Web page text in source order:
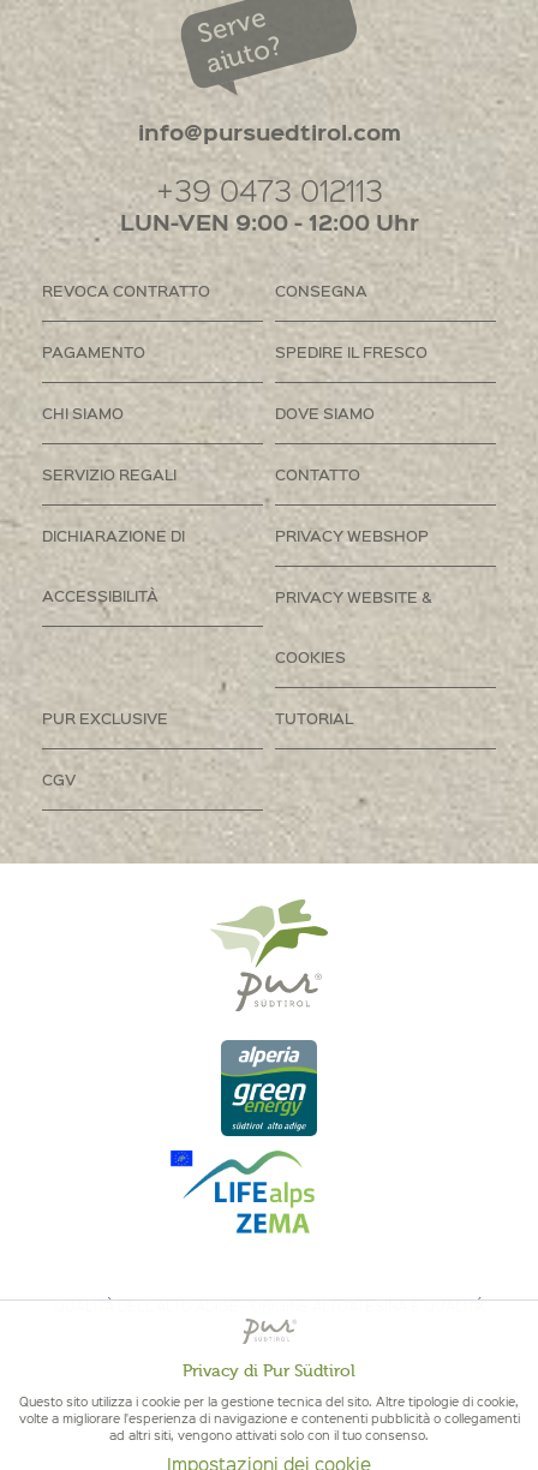
Serve
aiuto?
info@pursuedtirol.com
+39 0473 012113
LUN-VEN 9:00 - 12:00 Uhr
REVOCA CONTRATTO CONSEGNA
PAGAMENTO SPEDIRE IL FRESCO
CHI SIAMO DOVE SIAMO
SERVIZIO REGALI CONTATTO
DICHIARAZIONE DI
ACCESSIBILITÀ
PRIVACY WEBSHOP
PRIVACY WEBSITE &
COOKIES
PUR EXCLUSIVE TUTORIAL
CGV
QUALITÀ DELL'ALTO ADIGE - ORIGINE ALTOATESINA E QUALITÁ
CONTROLLATA
Privacy di Pur Südtirol
Questo sito utilizza i cookie per la gestione tecnica del sito. Altre tipologie di cookie,
volte a migliorare l'esperienza di navigazione e contenenti pubblicità o collegamenti
ad altri siti, vengono attivati solo con il tuo consenso.
Impostazioni dei cookie